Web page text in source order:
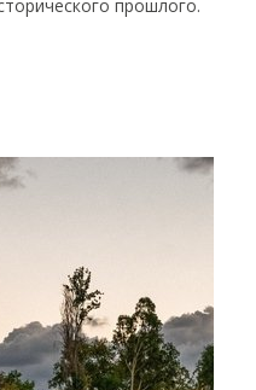
прошлого.